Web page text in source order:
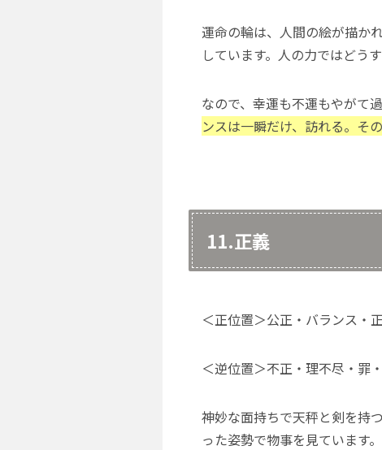
運命の輪は、人間の絵が描か
しています。人の力ではどう
なので、幸運も不運もやがて
ンスは一瞬だけ、訪れる。そ
11.正義
＜正位置＞公正・バランス・
＜逆位置＞不正・理不尽・罪
神妙な面持ちで天秤と剣を持
った姿勢で物事を見ています